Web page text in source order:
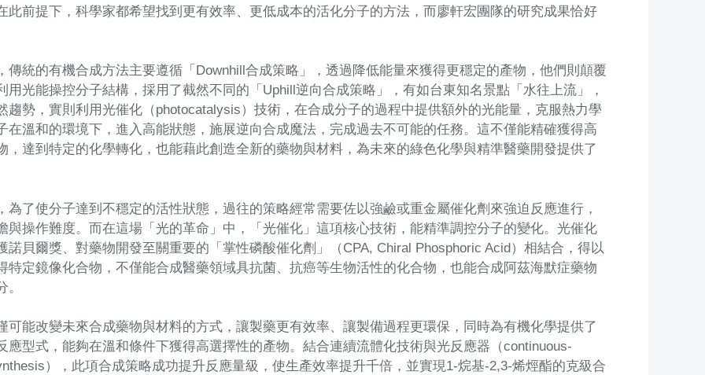
此前提下，科學家都希望找到更有效率、更低成本的活化分子的方法，而廖軒宏團隊的研究成果恰好
傳統的有機合成方法主要遵循「Downhill合成策略」，透過降低能量來獲得更穩定的產物，他們則顛覆
用光能操控分子結構，採用了截然不同的「Uphill逆向合成策略」，有如台東知名景點「水往上流」，
趨勢，實則利用光催化（photocatalysis）技術，在合成分子的過程中提供額外的光能量，克服熱力學
在溫和的環境下，進入高能狀態，施展逆向合成魔法，完成過去不可能的任務。這不僅能精確獲得高
，達到特定的化學轉化，也能藉此創造全新的藥物與材料，為未來的綠色化學與精準醫藥開發提供了
為了使分子達到不穩定的活性狀態，過往的策略經常需要佐以強鹼或重金屬催化劑來強迫反應進行，
與操作難度。而在這場「光的革命」中，「光催化」這項核心技術，能精準調控分子的變化。光催化
諾貝爾獎、對藥物開發至關重要的「掌性磷酸催化劑」（CPA, Chiral Phosphoric Acid）相結合，得以
特定鏡像化合物，不僅能合成醫藥領域具抗菌、抗癌等生物活性的化合物，也能合成阿茲海默症藥物
可能改變未來合成藥物與材料的方式，讓製藥更有效率、讓製備過程更環保，同時為有機化學提供了
應型式，能夠在溫和條件下獲得高選擇性的產物。結合連續流體化技術與光反應器（continuous-
），此項合成策略成功提升反應量級，使生產效率提升千倍，並實現1-烷基-2,3-烯烴酯的克級合